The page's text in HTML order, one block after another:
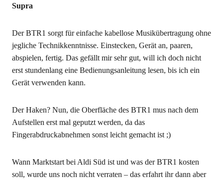
Supra
Der BTR1 sorgt für einfache kabellose Musikübertragung ohne
jegliche Technikkenntnisse. Einstecken, Gerät an, paaren,
abspielen, fertig. Das gefällt mir sehr gut, will ich doch nicht
erst stundenlang eine Bedienungsanleitung lesen, bis ich ein
Gerät verwenden kann.
Der Haken? Nun, die Oberfläche des BTR1 mus nach dem
Aufstellen erst mal geputzt werden, da das
Fingerabdruckabnehmen sonst leicht gemacht ist ;)
Wann Marktstart bei Aldi Süd ist und was der BTR1 kosten
soll, wurde uns noch nicht verraten – das erfahrt ihr dann aber